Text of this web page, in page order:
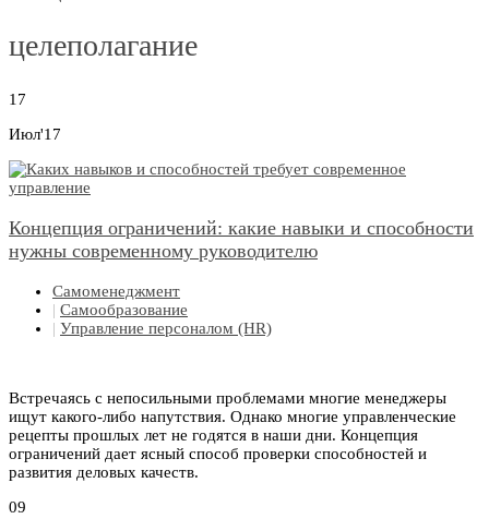
целеполагание
17
Июл'17
Концепция ограничений: какие навыки и способности
нужны современному руководителю
Самоменеджмент
| Самообразование
| Управление персоналом (HR)
Встречаясь с непосильными проблемами многие менеджеры
ищут какого-либо напутствия. Однако многие управленческие
рецепты прошлых лет не годятся в наши дни. Концепция
ограничений дает ясный способ проверки способностей и
развития деловых качеств.
09